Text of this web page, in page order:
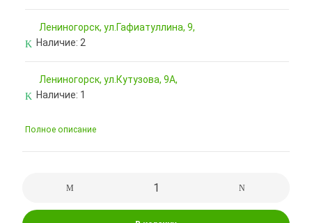
Лениногорск, ул.Гафиатуллина, 9,
Наличие: 2
Лениногорск, ул.Кутузова, 9А,
Наличие: 1
Полное описание